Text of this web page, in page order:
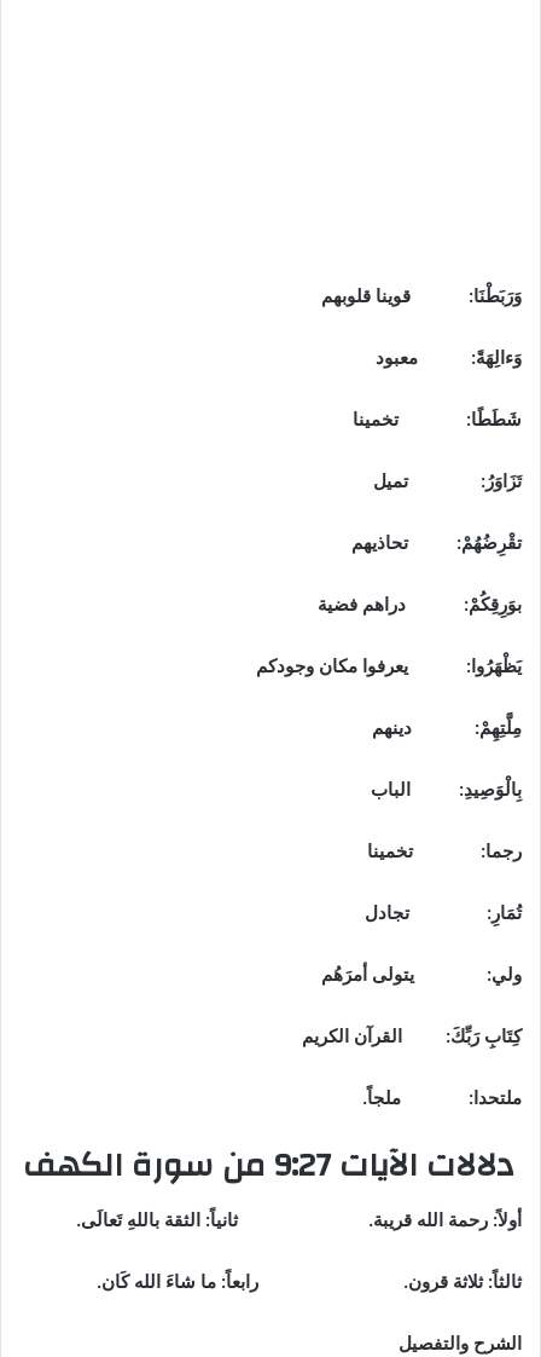
وَرَبَطْنَا: قوينا قلوبهم
وَءالِهَةً: معبود
شَطَطًا: تخمينا
تَزَاوَرُ: تميل
تقْرِضُهُمْ: تحاذيهم
بوَرِقِكُمْ: دراهم فضية
يَظْهَرُوا: يعرفوا مكان وجودكم
مِلَّتِهِمْ: دينهم
بِالْوَصِيدِ: الباب
رجما: تخمينا
تُمَارِ : تجادل
ولي: يتولى أمرَهُم
كِتَابِ رَبِّكَ: القرآن الكريم
ملتحدا: ملجاً.
دلالات الآيات9:27 من سورة الكهف
أولاً: رحمة الله قريبة. ثانياً: الثقة باللهِ تَعالَى.
ثالثاً: ثلاثة قرون. رابعاً: ما شاءَ الله كَان.
الشرح والتفصيل